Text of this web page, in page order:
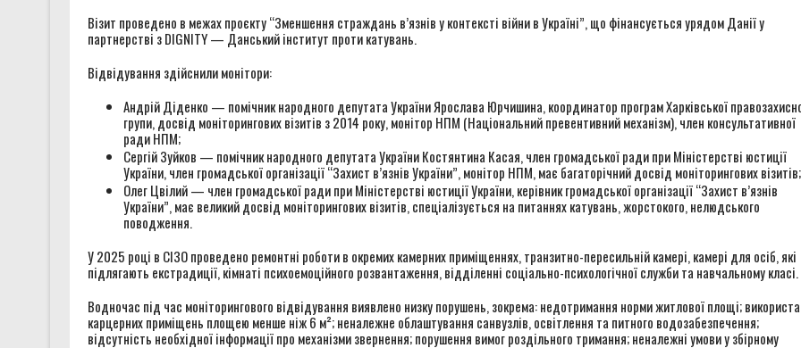
Візит проведено в межах проєкту “Зменшення страждань в’язнів у контексті війни в Україні”, що фінансується урядом Данії у
партнерстві з DIGNITY — Данський інститут проти катувань.
Відвідування здійснили монітори:
Андрій Діденко — помічник народного депутата України Ярослава Юрчишина, координатор програм Харківської
групи, досвід моніторингових візитів з 2014 року, монітор НПМ (Національний превентивний механізм), член консультативної
ради НПМ;
Сергій Зуйков — помічник народного депутата України Костянтина Касая, член громадської ради при Міністерстві юстиції
України, член громадської організації “Захист в’язнів України”, монітор НПМ, має багаторічний досвід моніторингових візитів;
Олег Цвілий — член громадської ради при Міністерстві юстиції України, керівник громадської організації “Захист в’язнів
України”, має великий досвід моніторингових візитів, спеціалізується на питаннях катувань, жорстокого, нелюдського
поводження.
У 2025 році в СІЗО проведено ремонтні роботи в окремих камерних приміщеннях, транзитно-пересильній камері, камері для осіб, які
підлягають екстрадиції, кімнаті психоемоційного розвантаження, відділенні соціально-психологічної служби та навчальному класі.
Водночас під час моніторингового відвідування виявлено низку порушень, зокрема: недотримання норми житлової площі;
карцерних приміщень площею менше ніж 6 м²; неналежне облаштування санвузлів, освітлення та питного водозабезпечення;
відсутність необхідної інформації про механізми звернення; порушення вимог роздільного тримання; неналежні умови у збірному